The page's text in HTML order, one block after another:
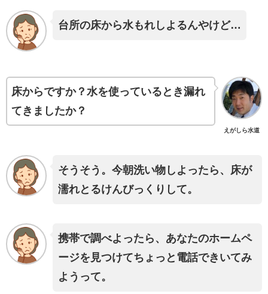
台所の床から水もれしよるんやけど…
えがしら水道
床からですか？水を使っているとき漏れ
てきましたか？
そうそう。今朝洗い物しよったら、床が
濡れとるけんびっくりして。
携帯で調べよったら、あなたのホームペ
ージを見つけてちょっと電話できいてみ
ようって。